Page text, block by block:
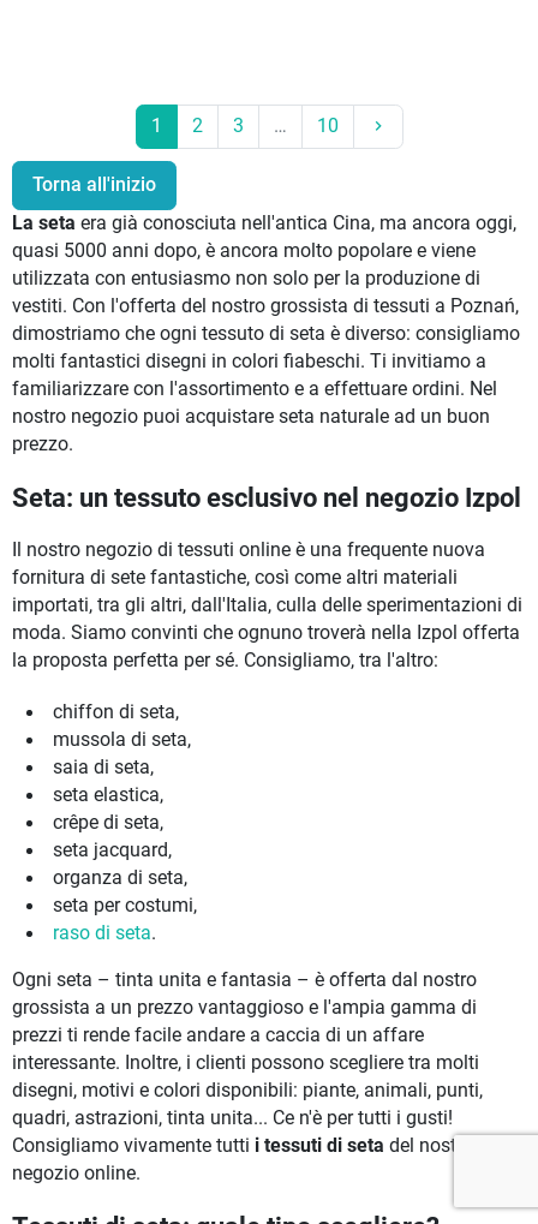
1 2 3 … 10 keyboard_arrow_right
Torna all'inizio
La seta era già conosciuta nell'antica Cina, ma ancora oggi,
quasi 5000 anni dopo, è ancora molto popolare e viene
utilizzata con entusiasmo non solo per la produzione di
vestiti. Con l'offerta del nostro grossista di tessuti a Poznań,
dimostriamo che ogni tessuto di seta è diverso: consigliamo
molti fantastici disegni in colori fiabeschi. Ti invitiamo a
familiarizzare con l'assortimento e a effettuare ordini. Nel
nostro negozio puoi acquistare seta naturale ad un buon
prezzo.
Seta: un tessuto esclusivo nel negozio Izpol
Il nostro negozio di tessuti online è una frequente nuova
fornitura di sete fantastiche, così come altri materiali
importati, tra gli altri, dall'Italia, culla delle sperimentazioni di
moda. Siamo convinti che ognuno troverà nella Izpol offerta
la proposta perfetta per sé. Consigliamo, tra l'altro:
chiffon di seta,
mussola di seta,
saia di seta,
seta elastica,
crêpe di seta,
seta jacquard,
organza di seta,
seta per costumi,
raso di seta.
Ogni seta – tinta unita e fantasia – è offerta dal nostro
grossista a un prezzo vantaggioso e l'ampia gamma di
prezzi ti rende facile andare a caccia di un affare
interessante. Inoltre, i clienti possono scegliere tra molti
disegni, motivi e colori disponibili: piante, animali, punti,
quadri, astrazioni, tinta unita... Ce n'è per tutti i gusti!
Consigliamo vivamente tutti i tessuti di seta del nostro
negozio online.